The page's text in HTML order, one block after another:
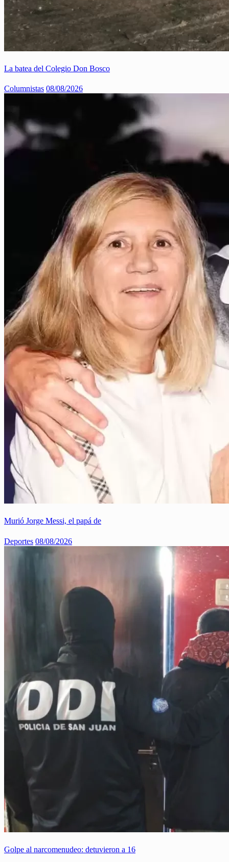
La batea del Colegio Don Bosco
Columnistas 08/08/2026
Murió Jorge Messi, el papá de
Deportes 08/08/2026
Golpe al narcomenudeo: detuvieron a 16